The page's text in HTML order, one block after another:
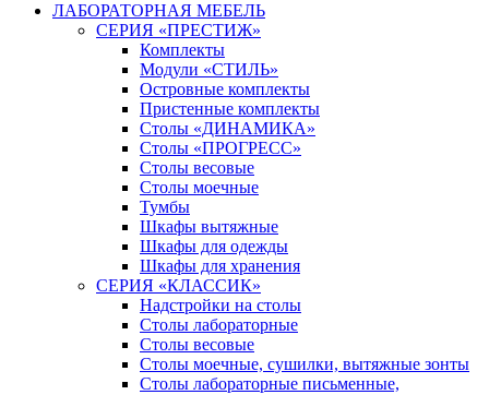
ЛАБОРАТОРНАЯ МЕБЕЛЬ
СЕРИЯ «ПРЕСТИЖ»
Комплекты
Модули «СТИЛЬ»
Островные комплекты
Пристенные комплекты
Столы «ДИНАМИКА»
Столы «ПРОГРЕСС»
Столы весовые
Столы моечные
Тумбы
Шкафы вытяжные
Шкафы для одежды
Шкафы для хранения
СЕРИЯ «КЛАССИК»
Надстройки на столы
Столы лабораторные
Столы весовые
Столы моечные, сушилки, вытяжные зонты
Столы лабораторные письменные,